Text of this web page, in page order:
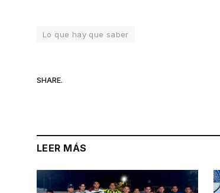
Lo que hay que saber
SHARE.
LEER MÁS